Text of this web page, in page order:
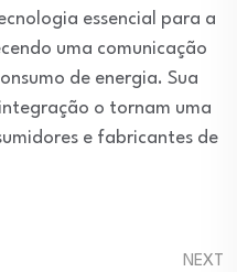
essencial para a
uma comunicação
de energia. Sua
o tornam uma
e fabricantes de
NEXT